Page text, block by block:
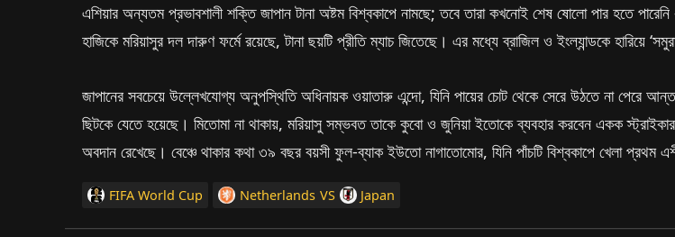
এশিয়ার অন্যতম প্রভাবশালী শক্তি জাপান টানা অষ্টম বিশ্বকাপে নামছে; তবে তারা কখনোই শেষ ষোলো পার হতে
হাজিকে মরিয়াসুর দল দারুণ ফর্মে রয়েছে, টানা ছয়টি প্রীতি ম্যাচ জিতেছে। এর মধ্যে ব্রাজিল ও ইংল্যান্ডকে হারিয়ে
জাপানের সবচেয়ে উল্লেখযোগ্য অনুপস্থিতি অধিনায়ক ওয়াতারু এন্দো, যিনি পায়ের চোট থেকে সেরে উঠতে না পেরে
ছিটকে যেতে হয়েছে। মিতোমা না থাকায়, মরিয়াসু সম্ভবত তাকে কুবো ও জুনিয়া ইতোকে ব্যবহার করবেন একক
অবদান রেখেছে। বেঞ্চে থাকার কথা ৩৯ বছর বয়সী ফুল-ব্যাক ইউতো নাগাতোমোর, যিনি পাঁচটি বিশ্বকাপে খেলা প্রথম
FIFA World Cup Netherlands VS Japan